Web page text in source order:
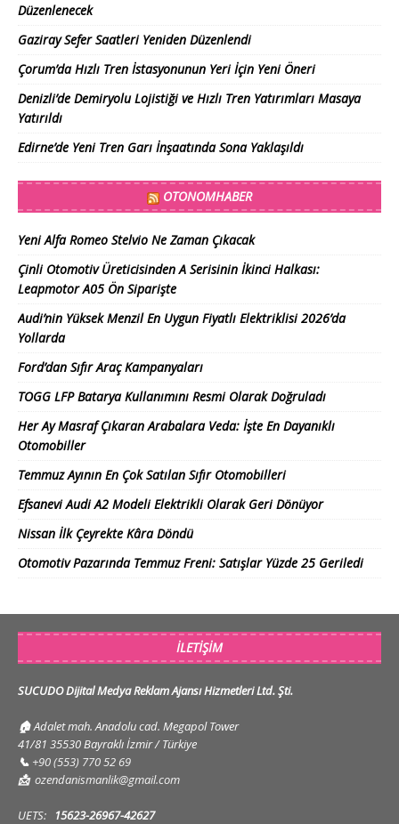
Düzenlenecek
Gaziray Sefer Saatleri Yeniden Düzenlendi
Çorum’da Hızlı Tren İstasyonunun Yeri İçin Yeni Öneri
Denizli’de Demiryolu Lojistiği ve Hızlı Tren Yatırımları Masaya
Yatırıldı
Edirne’de Yeni Tren Garı İnşaatında Sona Yaklaşıldı
OTONOMHABER
Yeni Alfa Romeo Stelvio Ne Zaman Çıkacak
Çinli Otomotiv Üreticisinden A Serisinin İkinci Halkası:
Leapmotor A05 Ön Siparişte
Audi’nin Yüksek Menzil En Uygun Fiyatlı Elektriklisi 2026’da
Yollarda
Ford’dan Sıfır Araç Kampanyaları
TOGG LFP Batarya Kullanımını Resmi Olarak Doğruladı
Her Ay Masraf Çıkaran Arabalara Veda: İşte En Dayanıklı
Otomobiller
Temmuz Ayının En Çok Satılan Sıfır Otomobilleri
Efsanevi Audi A2 Modeli Elektrikli Olarak Geri Dönüyor
Nissan İlk Çeyrekte Kâra Döndü
Otomotiv Pazarında Temmuz Freni: Satışlar Yüzde 25 Geriledi
İLETIŞIM
SUCUDO Dijital Medya Reklam Ajansı Hizmetleri Ltd. Şti.
🏠Adalet mah. Anadolu cad. Megapol Tower
41/81 35530 Bayraklı İzmir / Türkiye
📞 +90 (553) 770 52 69
📩 ozendanismanlik@gmail.com
UETS: 15623-26967-42627